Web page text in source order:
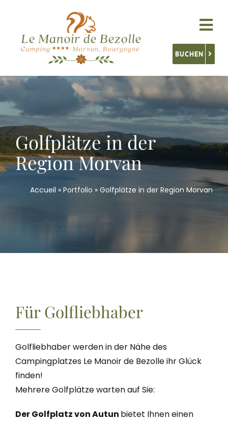
content
Unterkünfte
Service
Aktivitäten
Burgund Entdecken
BUCHEN
Golfplätze in der
Region Morvan
Accueil »Portfolio »Golfplätze in der Region Morvan
Für Golfliebhaber
Golfliebhaber werden in der Nähe des
Campingplatzes Le Manoir de Bezolle ihr Glück
finden!
Mehrere Golfplätze warten auf Sie:
Der Golfplatz von Autun bietet Ihnen einen